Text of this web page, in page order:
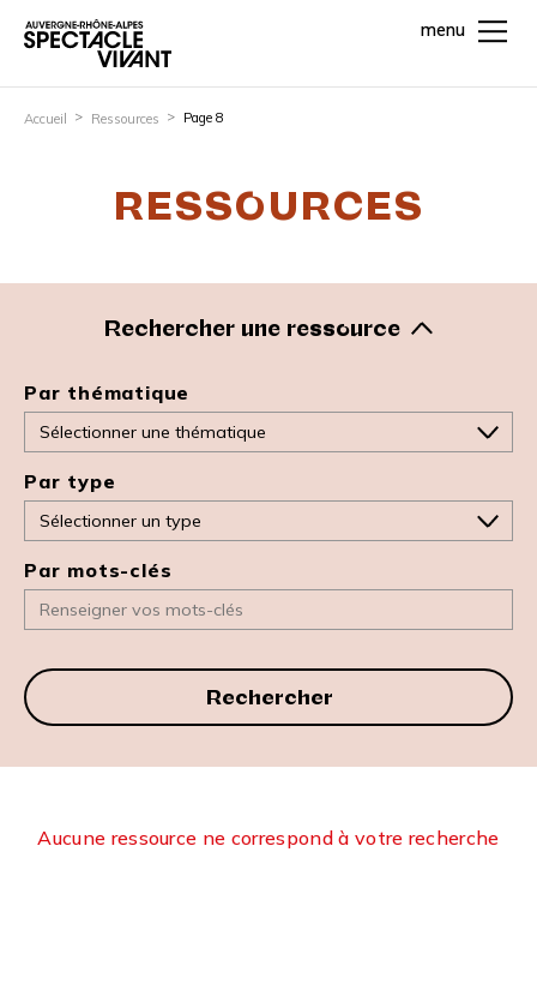
menu
Accueil Ressources Page 8
RESSOURCES
Rechercher une ressource
Par thématique
Par type
Par mots-clés
Rechercher
Aucune ressource ne correspond à votre recherche